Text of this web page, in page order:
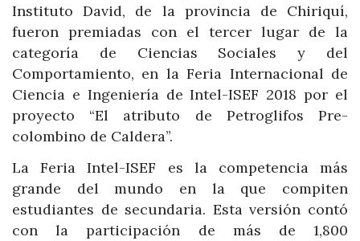
Instituto David, de la provincia de Chiriquí,
fueron premiadas con el tercer lugar de la
categoría de Ciencias Sociales y del
Comportamiento, en la Feria Internacional de
Ciencia e Ingeniería de Intel-ISEF 2018 por el
proyecto “El atributo de Petroglifos Pre-
colombino de Caldera”.
La Feria Intel-ISEF es la competencia más
grande del mundo en la que compiten
estudiantes de secundaria. Esta versión contó
con la participación de más de 1,800